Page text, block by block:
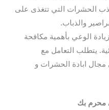
الحشرات التي تتغذى على
والذباب.
الوعي بأهمية مكافحة
يتطلب التعامل مع
ابادة الحشرات و
محرم بك